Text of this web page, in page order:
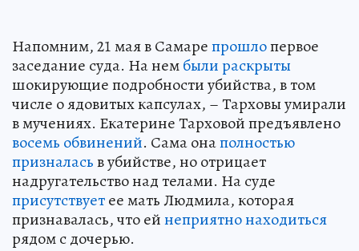
Напомним, 21 мая в Самарепрошлопервое
заседание суда. На нембыли раскрыты
шокирующие подробности убийства, в том
числе о ядовитых капсулах, – Тарховы умирали
в мучениях. Екатерине Тарховой предъявлено
восемь обвинений. Сама онаполностью
призналасьв убийстве, но отрицает
надругательство над телами. На суде
присутствуетее мать Людмила, которая
признавалась, что ейнеприятно находиться
рядом с дочерью.